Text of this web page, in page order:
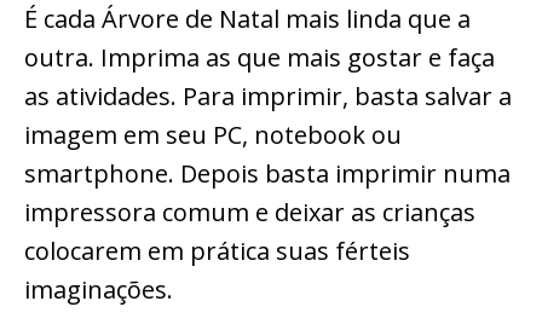
É cada Árvore de Natal mais linda que a
outra. Imprima as que mais gostar e faça
as atividades. Para imprimir, basta salvar a
imagem em seu PC, notebook ou
smartphone. Depois basta imprimir numa
impressora comum e deixar as crianças
colocarem em prática suas férteis
imaginações.